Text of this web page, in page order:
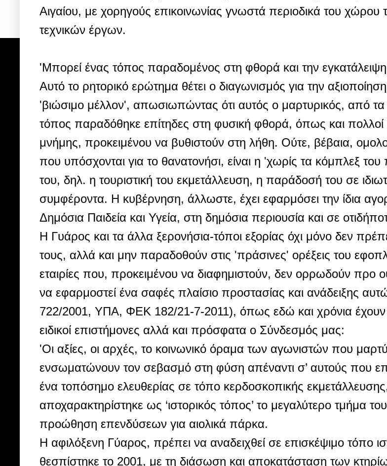
Αιγαίου, με χορηγούς επικοινωνίας γνωστά περιοδικά του χώρου
τεχνικών έργων.
'Μπορεί ένας τόπος παραδομένος στη φθορά και την
Αυτό το ρητορικό ερώτημα θέτει ο διαγωνισμός για την
'βιώσιμο μέλλον', απωσιωπώντας ότι αυτός ο μαρτυρικός, από
τόπος παραδόθηκε επίτηδες στη φυσική φθορά, όπως και πολλοί
μνήμης, προκειμένου να βυθιστούν στη λήθη. Ούτε, βέβαια,
που υπόσχονται για το θανατονήσι, είναι η 'χωρίς τα κόμπλεξ
του, δηλ. η τουριστική του εκμετάλλευση, η παράδοσή του σε
συμφέροντα. Η κυβέρνηση, άλλωστε, έχει εφαρμόσει την ίδια
Δημόσια Παιδεία και Υγεία, στη δημόσια περιουσία και σε
Η Γυάρος και τα άλλα ξερονήσια-τόποι εξορίας όχι μόνο δεν
τους, αλλά και μην παραδοθούν στις 'πράσινες' ορέξεις του
εταιρίες που, προκειμένου να διαφημιστούν, δεν ορρωδούν προ
να εφαρμοστεί ένα σαφές πλαίσιο προστασίας και ανάδειξης
722/2001, YΠA, ΦΕΚ 182/21-7-2011), όπως εδώ και χρόνια έχουν
ειδικοί επιστήμονες αλλά και πρόσφατα ο Σύνδεσμός μας:
'Οι αξίες, οι αρχές, το κοινωνικό όραμα των αγωνιστών που
ενσωματώνουν τον σεβασμό στη φύση απέναντι σ’ αυτούς που
ένα τοπόσημο ελευθερίας σε τόπο κερδοσκοπικής
αποχαρακτηρίστηκε ως ‘ιστορικός τόπος’ το μεγαλύτερο τμήμα
προώθηση επενδύσεων για αιολικά πάρκα.
Η αφιλόξενη Γύαρος, πρέπει να αναδειχθεί σε επισκέψιμο τόπο
θεσπίστηκε το 2001, με τη διάσωση και αποκατάσταση των